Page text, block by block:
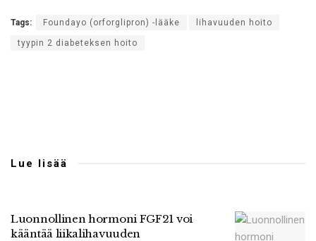
Tags: Foundayo (orforglipron) -lääke lihavuuden hoito
tyypin 2 diabeteksen hoito
Lue lisää
Luonnollinen hormoni FGF21 voi
kääntää liikalihavuuden